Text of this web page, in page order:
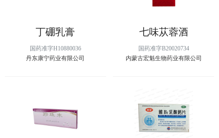
丁硼乳膏
国药准字H10880036
丹东康宁药业有限公司
七味苁蓉酒
国药准字B20020734
内蒙古宏魁生物药业有限公司